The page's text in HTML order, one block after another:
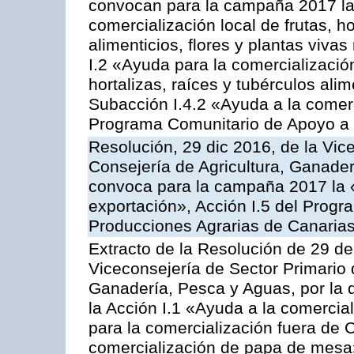
convocan para la campaña 2017
comercialización local de frutas,
alimenticios, flores y plantas
I.2 «Ayuda para la
hortalizas, raíces y tubérculos
Subacción I.4.2 «Ayuda a la
Programa Comunitario de Apoyo
Resolución, 29 dic 2016, de la
Consejería de Agricultura,
convoca para la campaña 2017
exportación», Acción I.5 del
Producciones Agrarias de
Extracto de la Resolución de 29
Viceconsejería de Sector
Ganadería, Pesca y Aguas, por la
la Acción I.1 «Ayuda a la
para la comercialización fuera de
comercialización de papa de